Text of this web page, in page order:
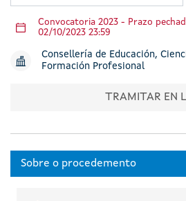
Convocatoria 2023 - Prazo
02/10/2023 23:59
Consellería de Educación,
Formación Profesional
TRAMITAR EN